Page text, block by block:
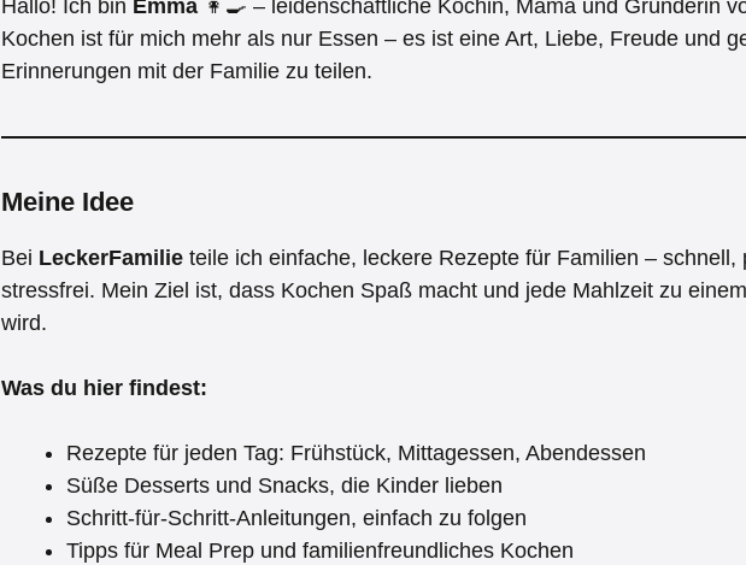
Hallo! Ich bin Emma 👩‍🍳 – leidenschaftliche Köchin, Mama und Gründerin
Kochen ist für mich mehr als nur Essen – es ist eine Art, Liebe, Freude und
Erinnerungen mit der Familie zu teilen.
Meine Idee
Bei LeckerFamilie teile ich einfache, leckere Rezepte für Familien – schnell,
stressfrei. Mein Ziel ist, dass Kochen Spaß macht und jede Mahlzeit zu
wird.
Was du hier findest:
Rezepte für jeden Tag: Frühstück, Mittagessen, Abendessen
Süße Desserts und Snacks, die Kinder lieben
Schritt-für-Schritt-Anleitungen, einfach zu folgen
Tipps für Meal Prep und familienfreundliches Kochen